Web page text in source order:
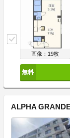
画像：19枚
ALPHA